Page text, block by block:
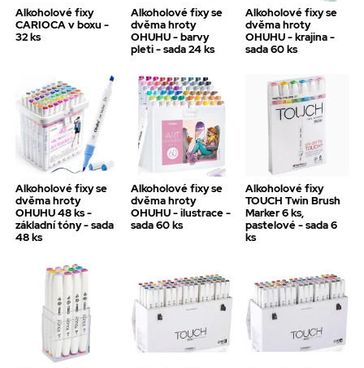
Alkoholové fixy
CARIOCA v boxu -
32 ks
Alkoholové fixy se
dvěma hroty
OHUHU - barvy
pleti - sada 24 ks
Alkoholové fixy se
dvěma hroty
OHUHU - krajina -
sada 60 ks
Alkoholové fixy se
dvěma hroty
OHUHU 48 ks -
základní tóny - sada
48 ks
Alkoholové fixy se
dvěma hroty
OHUHU - ilustrace -
sada 60 ks
Alkoholové fixy
TOUCH Twin Brush
Marker 6 ks,
pastelové - sada 6
ks